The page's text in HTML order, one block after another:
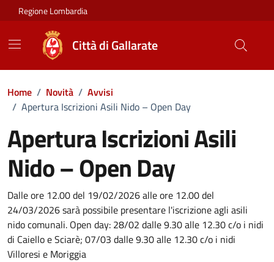
Vai ai contenuti
Vai al footer
Regione Lombardia
Città di Gallarate
Home / Novità / Avvisi
/ Apertura Iscrizioni Asili Nido – Open Day
Apertura Iscrizioni Asili
Nido – Open Day
Dettagli della notizia
Dalle ore 12.00 del 19/02/2026 alle ore 12.00 del
24/03/2026 sarà possibile presentare l'iscrizione agli asili
nido comunali. Open day: 28/02 dalle 9.30 alle 12.30 c/o i nidi
di Caiello e Sciarè; 07/03 dalle 9.30 alle 12.30 c/o i nidi
Villoresi e Moriggia